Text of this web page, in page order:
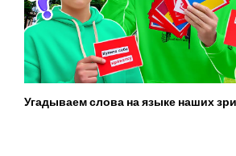
Угадываем слова на языке наших